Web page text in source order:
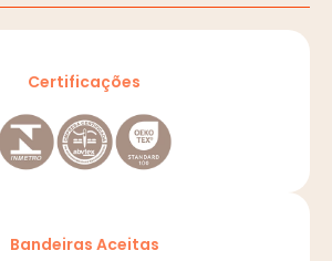
Certificações
Bandeiras Aceitas